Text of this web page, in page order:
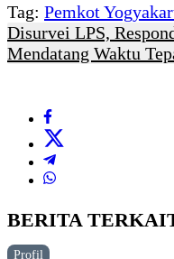
Tag: Pemkot
Disurvei LPS,
Mendatang Waktu
BERITA
Profil